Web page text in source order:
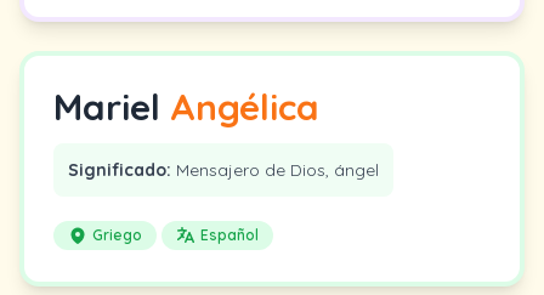
Mariel Angélica
Significado: Mensajero de Dios, ángel
Griego Español